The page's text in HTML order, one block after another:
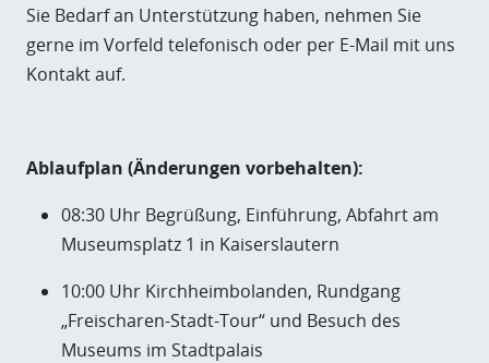
Sie Bedarf an Unterstützung haben, nehmen Sie
gerne im Vorfeld telefonisch oder per E-Mail mit uns
Kontakt auf.
Ablaufplan (Änderungen vorbehalten):
08:30 Uhr Begrüßung, Einführung, Abfahrt am
Museumsplatz 1 in Kaiserslautern
10:00 Uhr Kirchheimbolanden, Rundgang
„Freischaren-Stadt-Tour“ und Besuch des
Museums im Stadtpalais